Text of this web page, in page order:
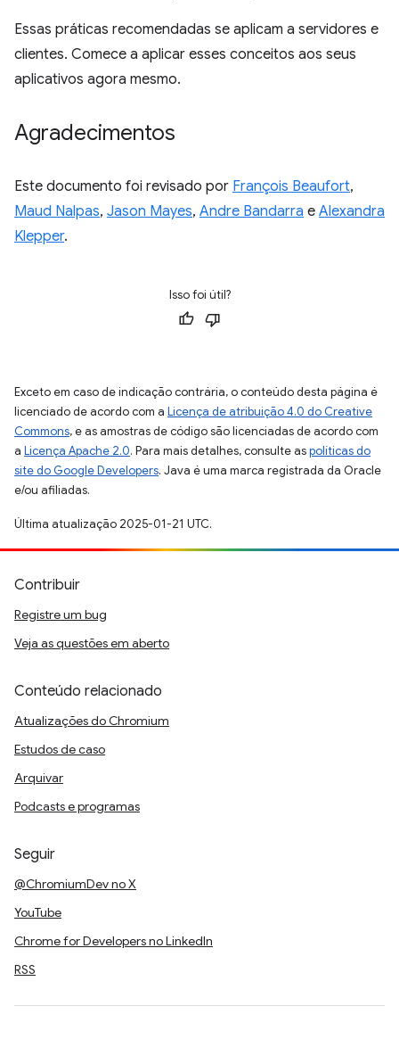
Essas práticas recomendadas se aplicam a servidores e
clientes. Comece a aplicar esses conceitos aos seus
aplicativos agora mesmo.
Agradecimentos
Este documento foi revisado por François Beaufort,
Maud Nalpas, Jason Mayes, Andre Bandarra e Alexandra
Klepper.
Isso foi útil?
Exceto em caso de indicação contrária, o conteúdo desta página é
licenciado de acordo com a Licença de atribuição 4.0 do Creative
Commons, e as amostras de código são licenciadas de acordo com
a Licença Apache 2.0. Para mais detalhes, consulte aspolíticas do
site do Google Developers. Java é uma marca registrada da Oracle
e/ou afiliadas.
Última atualização 2025-01-21 UTC.
Contribuir
Registre um bug
Veja as questões em aberto
Conteúdo relacionado
Atualizações do Chromium
Estudos de caso
Arquivar
Podcasts e programas
Seguir
@ChromiumDev no X
YouTube
Chrome for Developers no LinkedIn
RSS